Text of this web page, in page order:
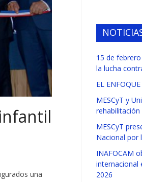
una
15 de
la lucha
EL
MESCyT y
rehabilitación
MESCyT
Nacional por
INAFOCAM
internacional
2026